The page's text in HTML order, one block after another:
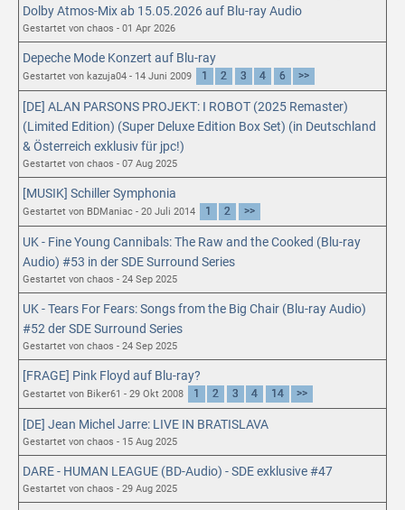
Dolby Atmos-Mix ab 15.05.2026 auf Blu-ray Audio
Gestartet von chaos - 01 Apr 2026
Depeche Mode Konzert auf Blu-ray
Gestartet von kazuja04 - 14 Juni 2009 1 2 3 4 6 >>
[DE] ALAN PARSONS PROJEKT: I ROBOT (2025 Remaster)
(Limited Edition) (Super Deluxe Edition Box Set) (in Deutschland
& Österreich exklusiv für jpc!)
Gestartet von chaos - 07 Aug 2025
[MUSIK] Schiller Symphonia
Gestartet von BDManiac - 20 Juli 2014 1 2 >>
UK - Fine Young Cannibals: The Raw and the Cooked (Blu-ray
Audio) #53 in der SDE Surround Series
Gestartet von chaos - 24 Sep 2025
UK - Tears For Fears: Songs from the Big Chair (Blu-ray Audio)
#52 der SDE Surround Series
Gestartet von chaos - 24 Sep 2025
[FRAGE] Pink Floyd auf Blu-ray?
Gestartet von Biker61 - 29 Okt 2008 1 2 3 4 14 >>
[DE] Jean Michel Jarre: LIVE IN BRATISLAVA
Gestartet von chaos - 15 Aug 2025
DARE - HUMAN LEAGUE (BD-Audio) - SDE exklusive #47
Gestartet von chaos - 29 Aug 2025